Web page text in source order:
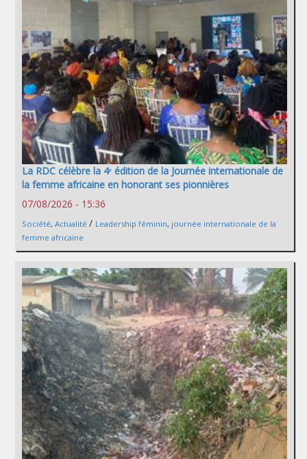
La RDC célèbre la 4ᵉ édition de la Journée internationale de
la femme africaine en honorant ses pionnières
07/08/2026 - 15:36
Société, Actualité / Leadership féminin, journée internationale de la
femme africaine